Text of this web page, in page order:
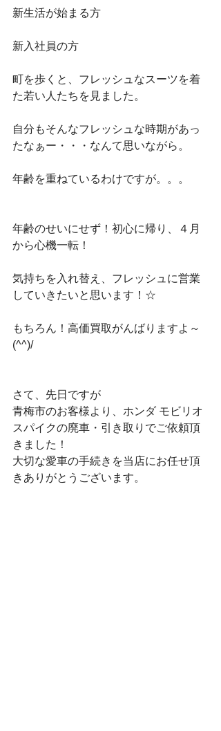
新生活が始まる方
新入社員の方
町を歩くと、フレッシュなスーツを着
た若い人たちを見ました。
自分もそんなフレッシュな時期があっ
たなぁー・・・なんて思いながら。
年齢を重ねているわけですが。。。
年齢のせいにせず！初心に帰り、４月
から心機一転！
気持ちを入れ替え、フレッシュに営業
していきたいと思います！☆
もちろん！高価買取がんばりますよ～
(^^)/
さて、先日ですが
青梅市のお客様より、ホンダ モビリオ
スパイクの廃車・引き取りでご依頼頂
きました！
大切な愛車の手続きを当店にお任せ頂
きありがとうございます。